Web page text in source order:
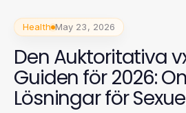
Health May 23, 2026
Den Auktoritativa
Guiden för 2026:
Lösningar för